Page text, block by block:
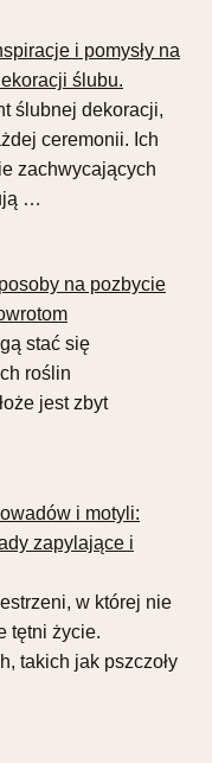
i pomysły na
ślubu.
ślubnej dekoracji,
ceremonii. Ich
zachwycających
…
na pozbycie
stać się
roślin
jest zbyt
i motyli:
zapylające i
w której nie
tętni życie.
takich jak pszczoły